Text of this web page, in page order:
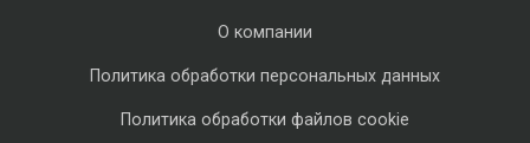
О компании
Политика обработки персональных данных
Политика обработки файлов cookie